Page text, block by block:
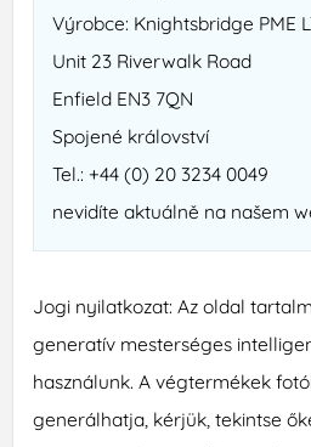
Výrobce: Knightsbridge PME
Unit 23 Riverwalk Road
Enfield EN3 7QN
Spojené království
Tel.: +44 (0) 20 3234 0049
nevidíte aktuálně na našem
Jogi nyilatkozat: Az oldal
generatív mesterséges
használunk. A végtermékek
generálhatja, kérjük, tekintse